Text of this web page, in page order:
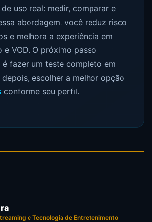
uso real: medir, comparar e
abordagem, você reduz risco
e melhora a experiência em
e VOD. O próximo passo
é fazer um teste completo em
depois, escolher a melhor opção
conforme seu perfil.
e Tecnologia de Entretenimento